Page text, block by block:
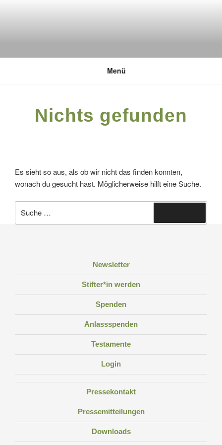
DEUTSCHE UMWELTSTIFTUNG
Menü
Nichts gefunden
Es sieht so aus, als ob wir nicht das finden konnten,
wonach du gesucht hast. Möglicherweise hilft eine Suche.
nach:
Newsletter
Stifter*in werden
Spenden
Anlassspenden
Testamente
Login
Pressekontakt
Pressemitteilungen
Downloads